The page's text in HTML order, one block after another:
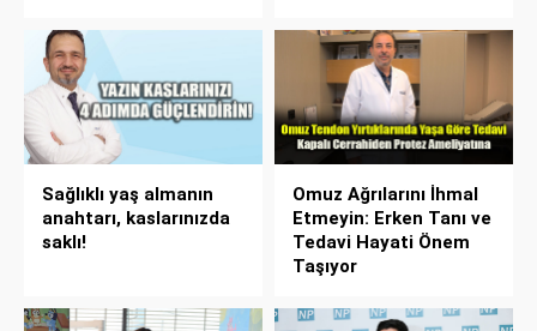
Sağlıklı yaş almanın
anahtarı, kaslarınızda
saklı!
Omuz Ağrılarını İhmal
Etmeyin: Erken Tanı ve
Tedavi Hayati Önem
Taşıyor